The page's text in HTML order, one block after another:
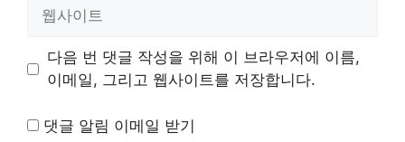
트
다음 번 댓글 작성을 위해 이 브라우저에 이름,
이메일, 그리고 웹사이트를 저장합니다.
댓글 알림 이메일 받기